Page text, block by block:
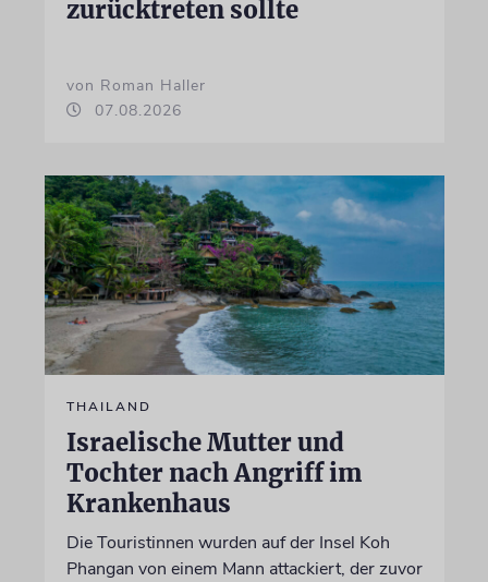
zurücktreten sollte
von Roman Haller
07.08.2026
THAILAND
Israelische Mutter und
Tochter nach Angriff im
Krankenhaus
Die Touristinnen wurden auf der Insel Koh
Phangan von einem Mann attackiert, der zuvor